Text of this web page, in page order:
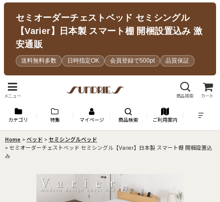
セミオーダーチェストベッド セミシングル
【Varier】日本製 スマート棚 開梱設置込み 激
安通販
送料無料多数 日時指定OK 会員登録で500pt 品質保証
メニュー 商品検索 カート
カテゴリ 特集 マイページ 商品検索 ご利用案内
Home > ベッド > セミシングルベッド
> セミオーダーチェストベッド セミシングル【Varier】日本製 スマート棚 開梱設置込
み